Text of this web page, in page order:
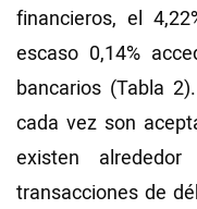
financieros, el
escaso 0,14%
bancarios (Tabla
cada vez son
existen
transacciones de